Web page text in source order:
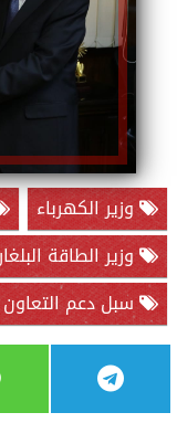
وزير الكهرباء
وزير الطاقة
سبل دعم التعاون